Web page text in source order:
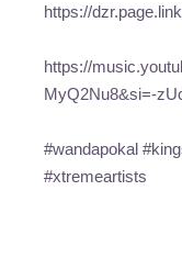
https://
https://
MyQ2Nu8&si=-
#wandapokal
#xtremeartists